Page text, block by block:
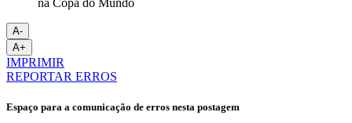
A-
A+
IMPRIMIR
REPORTAR ERROS
Espaço para a comunicação de erros nesta postagem